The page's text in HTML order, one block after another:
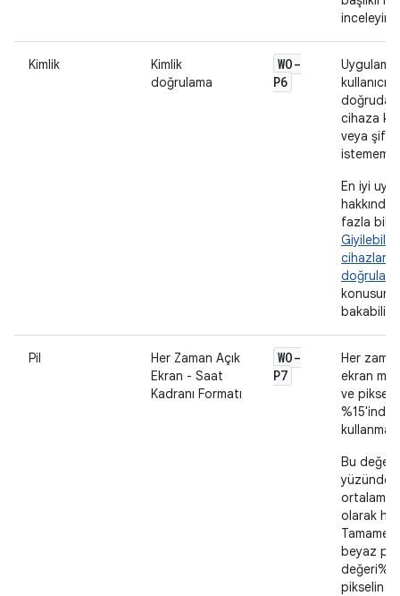
inceleyin.
Kimlik
Kimlik
doğrulama
WO-
P6
doğrudan
cihaza
veya
En iyi
hakkında
fazla
Giyilebilir
konusuna
Pil
Her Zaman Açık
Ekran - Saat
Kadranı Formatı
WO-
P7
Her
ekran
ve
Bu
yüzündeki
ortalama
olarak
beyaz
değeri%
pikselin